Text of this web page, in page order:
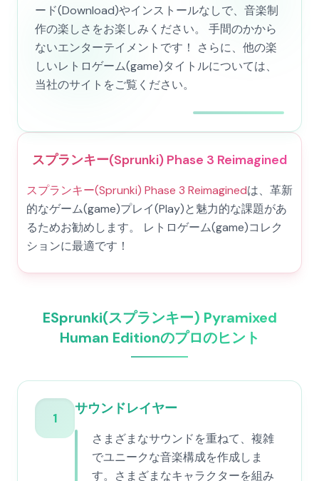
ード(Download)やインストールなしで、音楽制
作の楽しさをお楽しみください。 手間のかから
ないエンターテイメントです！ さらに、他の楽
しいレトロゲーム(game)タイトルについては、
当社のサイトをご覧ください。
スプランキー(Sprunki) Phase 3 Reimagined
スプランキー(Sprunki) Phase 3 Reimaginedは、革新
的なゲーム(game)プレイ(Play)と魅力的な課題があ
るためお勧めします。 レトロゲーム(game)コレク
ションに最適です！
ESprunki(スプランキー) Pyramixed
Human Editionのプロのヒント
1
サウンドレイヤー
さまざまなサウンドを重ねて、複雑
でユニークな音楽構成を作成しま
す。さまざまなキャラクターを組み